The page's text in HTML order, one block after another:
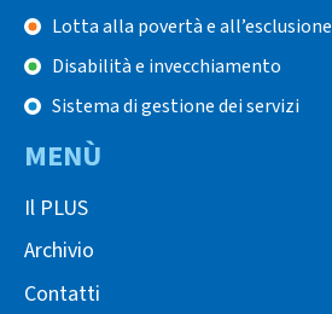
Lotta alla povertà e all’esclusione
Disabilità e invecchiamento
Sistema di gestione dei servizi
MENÙ
Il PLUS
Archivio
Contatti